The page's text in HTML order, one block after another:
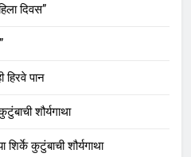
दिवस”
हिरवे पान
शौर्यगाथा
शिर्के कुटुंबाची शौर्यगाथा